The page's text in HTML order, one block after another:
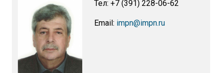
Тел: +7 (391) 228-06-62
Email: impn@impn.ru